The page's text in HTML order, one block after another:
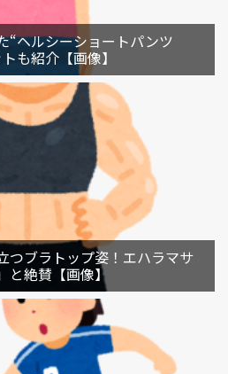
“ヘルシーショートパンツ
も紹介【画像】
つブラトップ姿！エハラマサ
と絶賛【画像】